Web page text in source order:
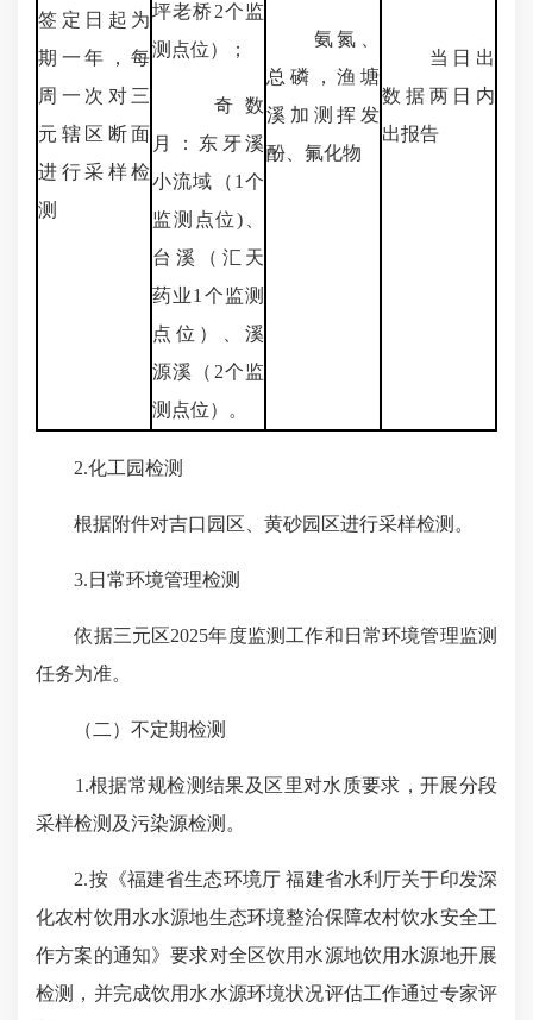
签定日起为
期一年，每
周一次对三
元辖区断面
进行采样检
测
坪老桥2个监
测点位）；
奇数
月：东牙溪
小流域（1个
监测点位)、
台溪（汇天
药业1个监测
点位）、溪
源溪（2个监
测点位）。
氨氮、
总磷，渔塘
溪加测挥发
酚、氟化物
当日出
数据两日内
出报告
2.化工园检测
根据附件对吉口园区、黄砂园区进行采样检测。
3.日常环境管理检测
依据三元区2025年度监测工作和日常环境管理监测
任务为准。
（二）不定期检测
1.根据常规检测结果及区里对水质要求，开展分段
采样检测及污染源检测。
2.按《福建省生态环境厅 福建省水利厅关于印发深
化农村饮用水水源地生态环境整治保障农村饮水安全工
作方案的通知》要求对全区饮用水源地饮用水源地开展
检测，并完成饮用水水源环境状况评估工作通过专家评